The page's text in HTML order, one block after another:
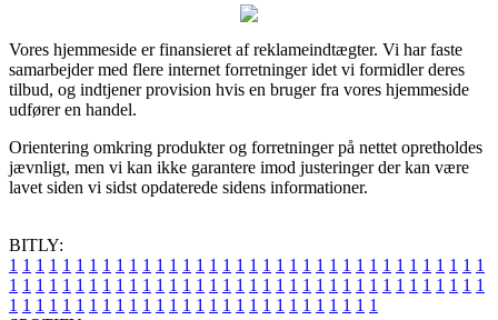
Vores hjemmeside er finansieret af reklameindtægter. Vi har faste
samarbejder med flere internet forretninger idet vi formidler deres
tilbud, og indtjener provision hvis en bruger fra vores hjemmeside
udfører en handel.
Orientering omkring produkter og forretninger på nettet opretholdes
jævnligt, men vi kan ikke garantere imod justeringer der kan være
lavet siden vi sidst opdaterede sidens informationer.
BITLY:
1 1 1 1 1 1 1 1 1 1 1 1 1 1 1 1 1 1 1 1 1 1 1 1 1 1 1 1 1 1 1 1 1 1 1 1
1 1 1 1 1 1 1 1 1 1 1 1 1 1 1 1 1 1 1 1 1 1 1 1 1 1 1 1 1 1 1 1 1 1 1 1
1 1 1 1 1 1 1 1 1 1 1 1 1 1 1 1 1 1 1 1 1 1 1 1 1 1 1 1